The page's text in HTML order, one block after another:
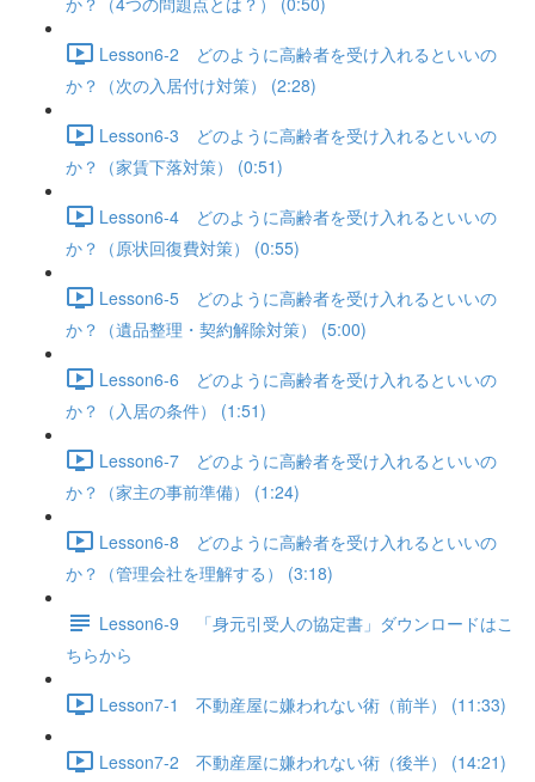
Lesson6-2 どのように高齢者を受け入れるといいの
か？（次の入居付け対策） (2:28)
Lesson6-3 どのように高齢者を受け入れるといいの
か？（家賃下落対策） (0:51)
Lesson6-4 どのように高齢者を受け入れるといいの
か？（原状回復費対策） (0:55)
Lesson6-5 どのように高齢者を受け入れるといいの
か？（遺品整理・契約解除対策） (5:00)
Lesson6-6 どのように高齢者を受け入れるといいの
か？（入居の条件） (1:51)
Lesson6-7 どのように高齢者を受け入れるといいの
か？（家主の事前準備） (1:24)
Lesson6-8 どのように高齢者を受け入れるといいの
か？（管理会社を理解する） (3:18)
Lesson6-9 「身元引受人の協定書」ダウンロードはこ
ちらから
Lesson7-1 不動産屋に嫌われない術（前半） (11:33)
Lesson7-2 不動産屋に嫌われない術（後半） (14:21)